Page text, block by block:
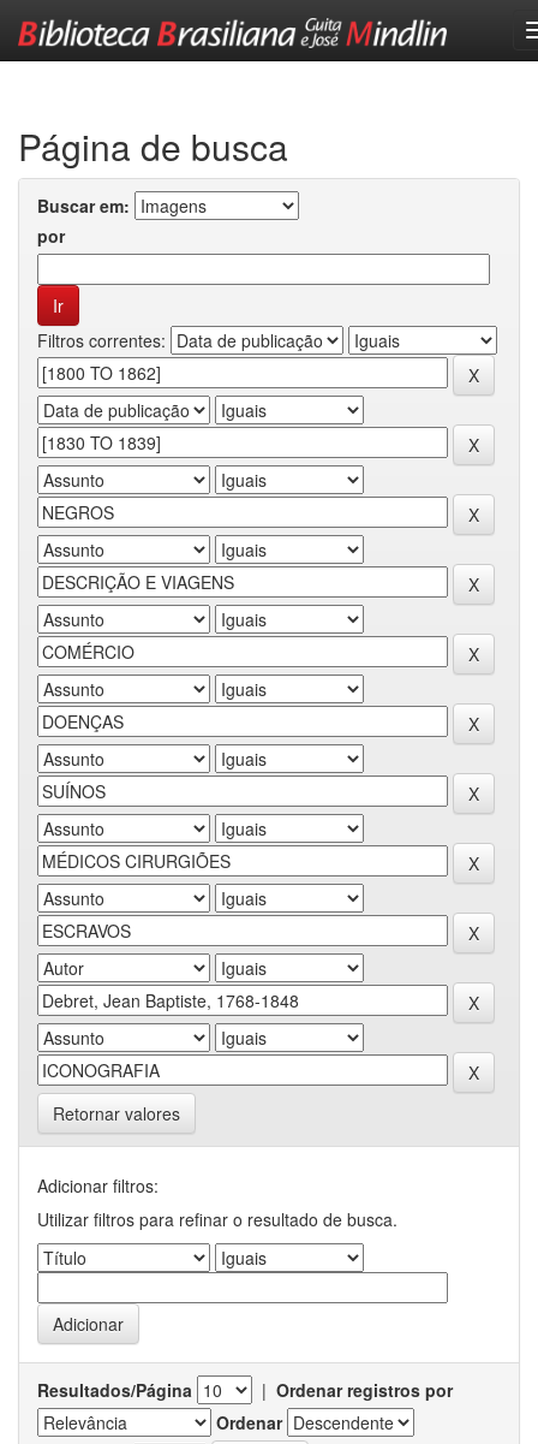
Página de busca
Buscar em:
por
Filtros correntes:
Retornar valores
Adicionar filtros:
Utilizar filtros para refinar o resultado de busca.
Resultados/Página | Ordenar registros por
Ordenar